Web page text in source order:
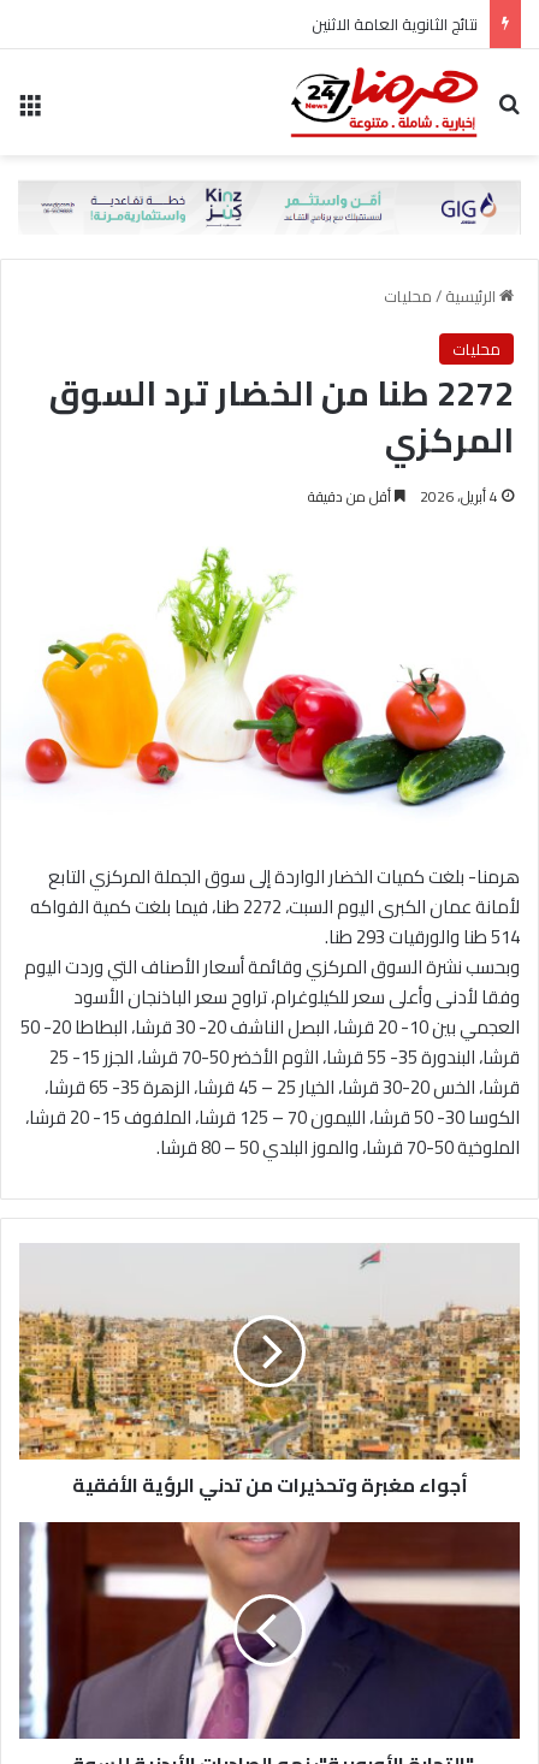
نتائج الثانوية العامة الاثنين
بحث عن
الرئيسية/محليات
محليات
2272 طنا من الخضار ترد السوق
المركزي
4 أبريل، 2026 أقل من دقيقة
هرمنا- بلغت كميات الخضار الواردة إلى سوق الجملة المركزي التابع
لأمانة عمان الكبرى اليوم السبت، 2272 طنا، فيما بلغت كمية الفواكه
514 طنا والورقيات 293 طنا.
وبحسب نشرة السوق المركزي وقائمة أسعار الأصناف التي وردت اليوم
وفقا لأدنى وأعلى سعر للكيلوغرام، تراوح سعر الباذنجان الأسود
العجمي بين 10- 20 قرشا، البصل الناشف 20- 30 قرشا، البطاطا 20- 50
قرشا، البندورة 35- 55 قرشا، الثوم الأخضر 50-70 قرشا، الجزر 15- 25
قرشا، الخس 20-30 قرشا، الخيار 25 – 45 قرشا، الزهرة 35- 65 قرشا،
الكوسا 30- 50 قرشا، الليمون 70 – 125 قرشا، الملفوف 15- 20 قرشا،
الملوخية 50-70 قرشا، والموز البلدي 50 – 80 قرشا.
و
ا
ء
م
غ
ب
ر
ذ
ي
ت
ن
أجواء مغبرة وتحذيرات من تدني الرؤية الأفقية
ل
ت
ا